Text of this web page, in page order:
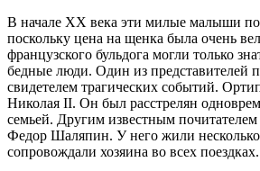
В начале ХХ века эти милые малыши
поскольку цена на щенка была очень
французского бульдога могли только
бедные люди. Один из представителей
свидетелем трагических событий.
Николая ІІ. Он был расстрелян
семьей. Другим известным
Федор Шаляпин. У него жили несколько
сопровождали хозяина во всех поездках.